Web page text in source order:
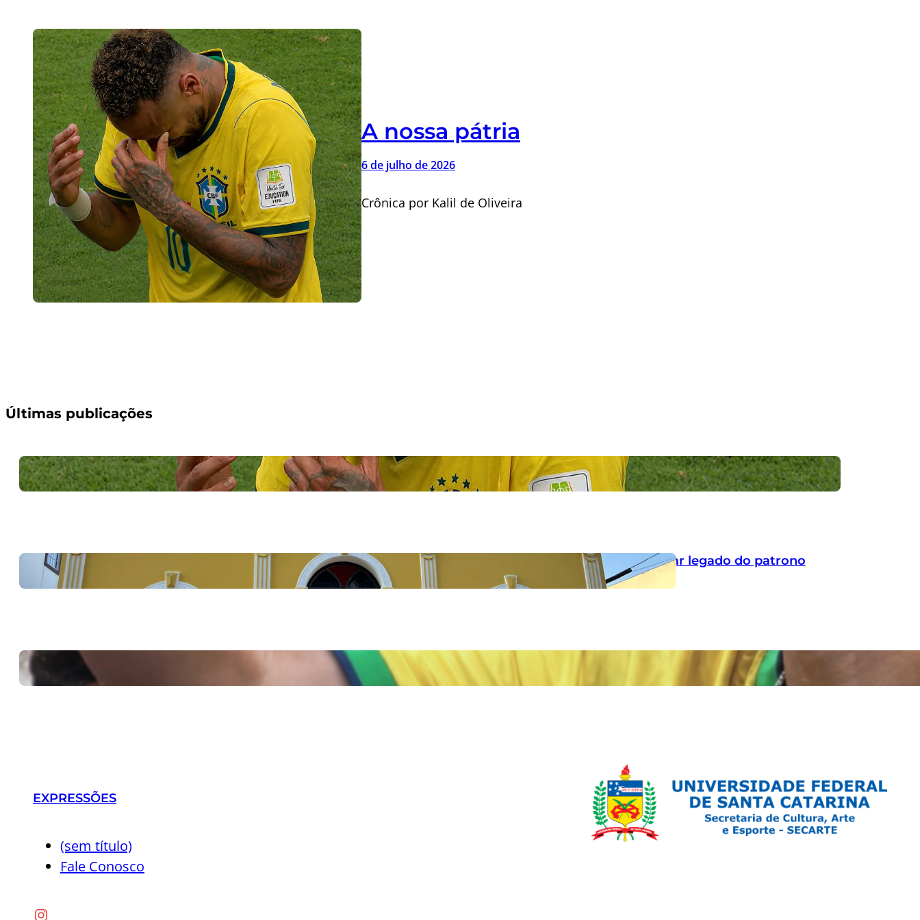
A nossa pátria
6 de julho de 2026
Crônica por Kalil de Oliveira
Últimas publicações
A nossa pátria
6 de julho de 2026
Homenagem aos 170 anos do Theatro Adolpho Mello gera críticas por ignorar legado do patrono
1 de julho de 2026
Em dia de jogo do Brasil, modos distintos de viver a Copa do Mundo marcam o Centro de Florianópolis
EXPRESSÕES
(sem título)
Fale Conosco
Instagram